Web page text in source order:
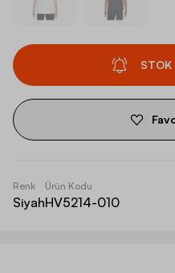
STOK
Renk
Siyah
Ürün Kodu
HV5214-010